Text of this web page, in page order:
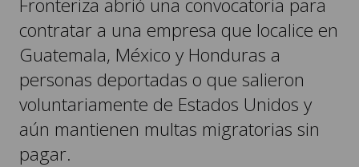
contratar a una empresa que localice en
Guatemala, México y Honduras a
personas deportadas o que salieron
voluntariamente de Estados Unidos y
aún mantienen multas migratorias sin
pagar.